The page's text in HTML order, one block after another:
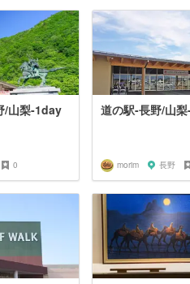
/山梨-1day
0
道の駅-長野/山
morim 長野